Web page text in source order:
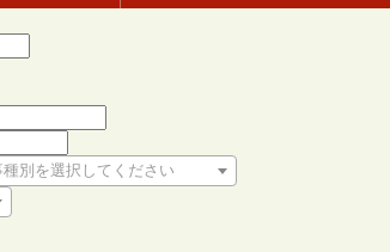
別を選択してください
してください